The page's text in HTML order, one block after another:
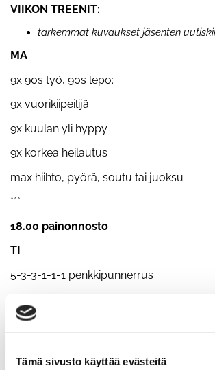
Tämä sivusto käyttää evästeitä
VIIKON TREENIT:
tarkemmat kuvaukset jäsenten
MA
9x 90s työ, 90s lepo:
9x vuorikiipeilijä
9x kuulan yli hyppy
9x korkea heilautus
max hiihto, pyörä, soutu tai juoksu
***
18.00 painonnosto
TI
5-3-3-1-1-1 penkkipunnerrus
Aikaa vastaan: